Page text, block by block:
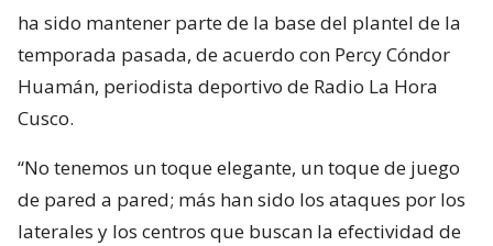
ha sido mantener parte de la base del plantel de la
temporada pasada, de acuerdo con Percy Cóndor
Huamán, periodista deportivo de Radio La Hora
Cusco.
“No tenemos un toque elegante, un toque de juego
de pared a pared; más han sido los ataques por los
laterales y los centros que buscan la efectividad de